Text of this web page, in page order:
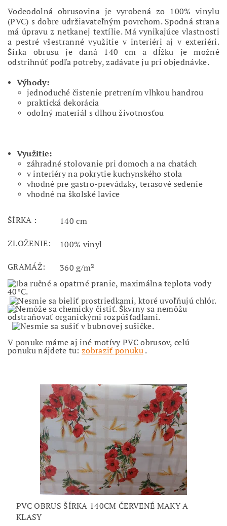
Vodeodolná obrusovina je vyrobená zo 100% vinylu
(PVC) s dobre udržiavateľným povrchom. Spodná strana
má úpravu z netkanej textílie. Má vynikajúce vlastnosti
a pestré všestranné využitie v interiéri aj v exteriéri.
Šírka obrusu je daná 140 cm a dĺžku je možné
odstrihnúť podľa potreby, zadávate ju pri objednávke.
Výhody:
jednoduché čistenie pretrením vlhkou handrou
praktická dekorácia
odolný materiál s dlhou životnosťou
Využitie:
záhradné stolovanie pri domoch a na chatách
v interiéry na pokrytie kuchynského stola
vhodné pre gastro-prevádzky, terasové sedenie
vhodné na školské lavice
ŠÍRKA :
140 cm
ZLOŽENIE:
100% vinyl
GRAMÁŽ:
360 g/m²
V ponuke máme aj iné motívy PVC obrusov, celú
ponuku nájdete tu:zobraziť ponuku.
PVC OBRUS ŠÍRKA 140CM ČERVENÉ MAKY A
KLASY